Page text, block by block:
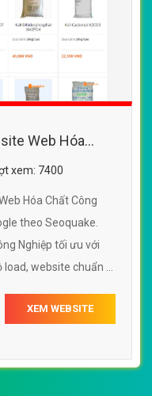
Web Hóa
xem: 7400
Hóa Chất Công
theo Seoquake.
Nghiệp tối ưu với
website chuẩn UI
XEM WEBSITE